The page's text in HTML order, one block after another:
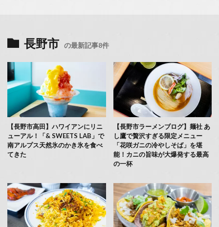
長野市 の最新記事8件
【長野市高田】ハワイアンにリニ
ューアル！「& SWEETS LAB」で
南アルプス天然氷のかき氷を食べ
てきた
【長野市ラーメンブログ】麺社 あ
し鷹で贅沢すぎる限定メニュー
「花咲ガニの冷やしそば」を堪
能！カニの旨味が大爆発する最高
の一杯